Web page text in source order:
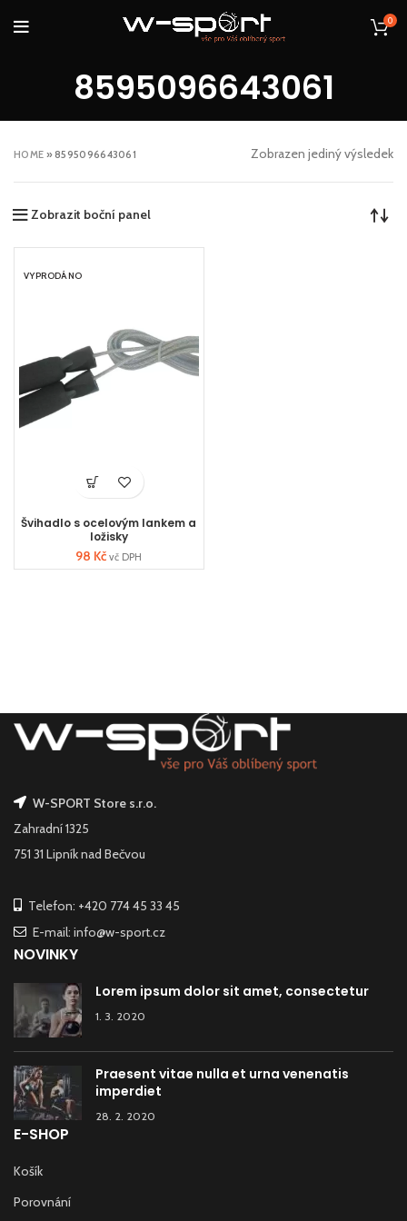
0
8595096643061
HOME »8595096643061 Zobrazen jediný výsledek
Zobrazit boční panel
VYPRODÁNO
Švihadlo s ocelovým lankem a
ložisky
98 Kč vč DPH
W-SPORT Store s.r.o.
Zahradní 1325
751 31 Lipník nad Bečvou
Telefon: +420 774 45 33 45
E-mail: info@w-sport.cz
NOVINKY
Lorem ipsum dolor sit amet, consectetur
1. 3. 2020
Praesent vitae nulla et urna venenatis
imperdiet
28. 2. 2020
E-SHOP
Košík
Porovnání